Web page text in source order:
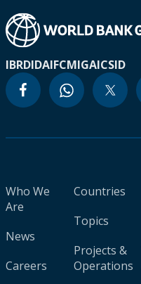
IBRDIDAIFCMIGAICSID
Who We
Are
News
Careers
Countries
Topics
Projects &
Operations